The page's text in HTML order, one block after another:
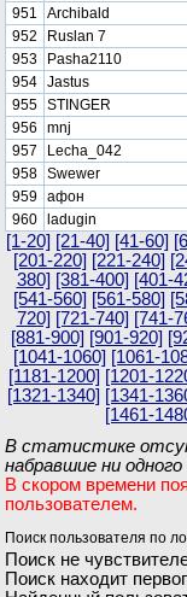
951
Archibald
952
Ruslan 7
953
Pasha2110
954 Jastus
955 STINGER
956
mnj
957
Lecha_042
958 Swewer
959 афон
960
ladugin
[1-20] [21-40] [41-60]
[201-220] [221-240]
380] [381-400] [401-
[541-560] [561-580]
720] [721-740] [741-
[881-900] [901-920]
[1041-1060] [1061-
[1181-1200] [1201-
[1321-1340] [1341-
[1461-
В статистике
набравшие ни одного
В скором времени
пользователем.
Поиск пользователя по
Поиск не
Поиск находит